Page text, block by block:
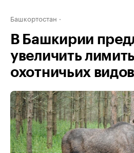
Башкортостан
В Башкирии
увеличить
охотничьих видов